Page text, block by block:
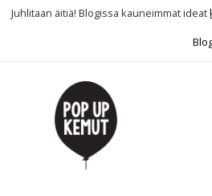
Juhlitaan äitiä! Blogissa kauneimmat ideat